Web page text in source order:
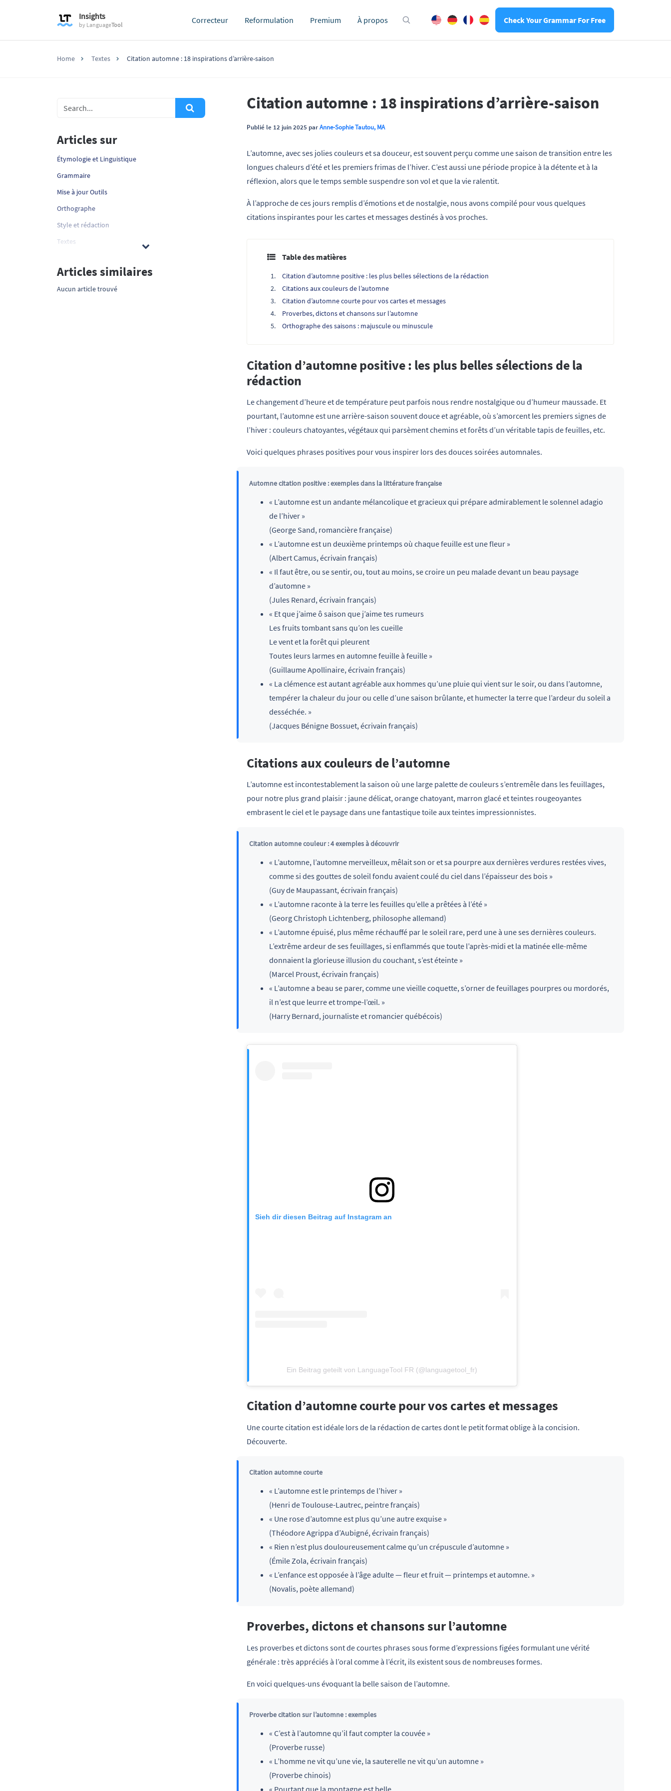
Insights
by LanguageTool Correcteur Reformulation Premium À propos Check Your Grammar For Free
Home Textes Citation automne : 18 inspirations d’arrière-saison
Citation automne : 18 inspirations d’arrière-saison
Publié le 12 juin 2025 parAnne-Sophie Tautou, MA
L’automne, avec ses jolies couleurs et sa douceur, est souvent perçu comme une saison de transition entre les
longues chaleurs d’été et les premiers frimas de l’hiver. C’est aussi une période propice à la détente et à la
réflexion, alors que le temps semble suspendre son vol et que la vie ralentit.
À l’approche de ces jours remplis d’émotions et de nostalgie, nous avons compilé pour vous quelques
citations inspirantes pour les cartes et messages destinés à vos proches.
Table des matières
Citation d’automne positive : les plus belles sélections de la rédaction
Citations aux couleurs de l’automne
Citation d’automne courte pour vos cartes et messages
Proverbes, dictons et chansons sur l’automne
Orthographe des saisons : majuscule ou minuscule
Citation d’automne positive : les plus belles sélections de la
rédaction
Le changement d’heure et de température peut parfois nous rendre nostalgique ou d’humeur maussade. Et
pourtant, l’automne est une arrière-saison souvent douce et agréable, où s’amorcent les premiers signes de
l’hiver : couleurs chatoyantes, végétaux qui parsèment chemins et forêts d’un véritable tapis de feuilles, etc.
Voici quelques phrases positives pour vous inspirer lors des douces soirées automnales.
Automne citation positive : exemples dans la littérature française
« L’automne est un andante mélancolique et gracieux qui prépare admirablement le solennel adagio
de l’hiver »
(George Sand, romancière française)
« L’automne est un deuxième printemps où chaque feuille est une fleur »
(Albert Camus, écrivain français)
« Il faut être, ou se sentir, ou, tout au moins, se croire un peu malade devant un beau paysage
d’automne »
(Jules Renard, écrivain français)
« Et que j’aime ô saison que j’aime tes rumeurs
Les fruits tombant sans qu’on les cueille
Le vent et la forêt qui pleurent
Toutes leurs larmes en automne feuille à feuille »
(Guillaume Apollinaire, écrivain français)
« La clémence est autant agréable aux hommes qu’une pluie qui vient sur le soir, ou dans l’automne,
tempérer la chaleur du jour ou celle d’une saison brûlante, et humecter la terre que l’ardeur du soleil a
desséchée. »
(Jacques Bénigne Bossuet, écrivain français)
Citations aux couleurs de l’automne
L’automne est incontestablement la saison où une large palette de couleurs s’entremêle dans les feuillages,
pour notre plus grand plaisir : jaune délicat, orange chatoyant, marron glacé et teintes rougeoyantes
embrasent le ciel et le paysage dans une fantastique toile aux teintes impressionnistes.
Citation automne couleur : 4 exemples à découvrir
« L’automne, l’automne merveilleux, mêlait son or et sa pourpre aux dernières verdures restées vives,
comme si des gouttes de soleil fondu avaient coulé du ciel dans l’épaisseur des bois »
(Guy de Maupassant, écrivain français)
« L’automne raconte à la terre les feuilles qu’elle a prêtées à l’été »
(Georg Christoph Lichtenberg, philosophe allemand)
« L’automne épuisé, plus même réchauffé par le soleil rare, perd une à une ses dernières couleurs.
L’extrême ardeur de ses feuillages, si enflammés que toute l’après-midi et la matinée elle-même
donnaient la glorieuse illusion du couchant, s’est éteinte »
(Marcel Proust, écrivain français)
« L’automne a beau se parer, comme une vieille coquette, s’orner de feuillages pourpres ou mordorés,
il n’est que leurre et trompe-l’œil. »
(Harry Bernard, journaliste et romancier québécois)
Sieh dir diesen Beitrag auf Instagram an
Ein Beitrag geteilt von LanguageTool FR (@languagetool_fr)
Citation d’automne courte pour vos cartes et messages
Une courte citation est idéale lors de la rédaction de cartes dont le petit format oblige à la concision.
Découverte.
Citation automne courte
« L’automne est le printemps de l’hiver »
(Henri de Toulouse-Lautrec, peintre français)
« Une rose d’automne est plus qu’une autre exquise »
(Théodore Agrippa d’Aubigné, écrivain français)
« Rien n’est plus douloureusement calme qu’un crépuscule d’automne »
(Émile Zola, écrivain français)
« L’enfance est opposée à l’âge adulte — fleur et fruit — printemps et automne. »
(Novalis, poète allemand)
Proverbes, dictons et chansons sur l’automne
Les proverbes et dictons sont de courtes phrases sous forme d’expressions figées formulant une vérité
générale : très appréciés à l’oral comme à l’écrit, ils existent sous de nombreuses formes.
En voici quelques-uns évoquant la belle saison de l’automne.
Proverbe citation sur l’automne : exemples
« C’est à l’automne qu’il faut compter la couvée »
(Proverbe russe)
« L’homme ne vit qu’une vie, la sauterelle ne vit qu’un automne »
(Proverbe chinois)
Articles sur
Étymologie et Linguistique
Grammaire
Mise à jour Outils
Orthographe
Style et rédaction
Textes
Articles similaires
Aucun article trouvé